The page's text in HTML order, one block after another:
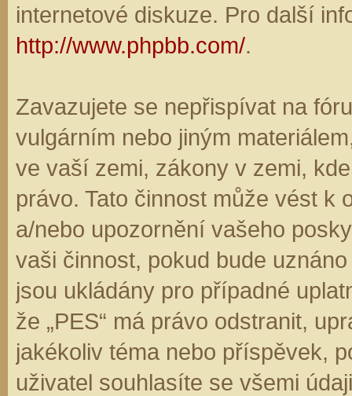
internetové diskuze. Pro další
http://www.phpbb.com/.
Zavazujete se nepřispívat na
vulgárním nebo jiným
ve vaší zemi, zákony v zemi,
právo. Tato činnost může vést k
a/nebo upozornění vašeho
vaši činnost, pokud bude
jsou ukládány pro případné
že „PES“ má právo odstranit,
jakékoliv téma nebo příspěvek,
uživatel souhlasíte se všemi